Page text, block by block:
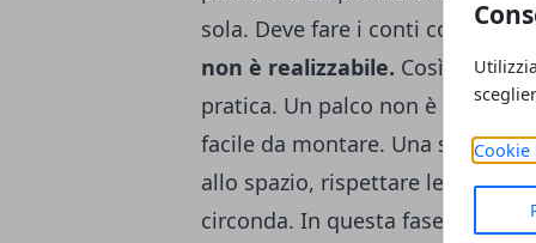
Cookie
sola. Deve fare i conti con
non è realizzabile. Così ogni
pratica. Un palco non è solo
facile da montare. Una
allo spazio, rispettare le regole
circonda. In questa fase il cliente